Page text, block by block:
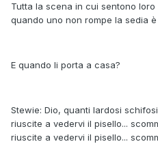
Tutta la scena in cui sentono
quando uno non rompe la sedia
E quando li porta a casa?
Stewie: Dio, quanti lardosi
riuscite a vedervi il pisello...
riuscite a vedervi il pisello...